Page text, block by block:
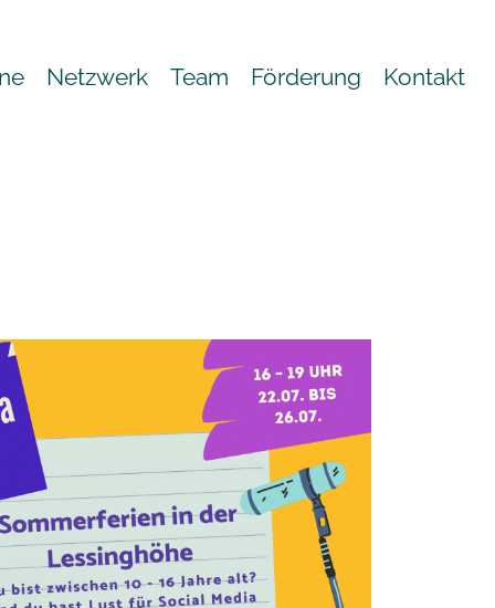
Netzwerk Team Förderung Kontakt